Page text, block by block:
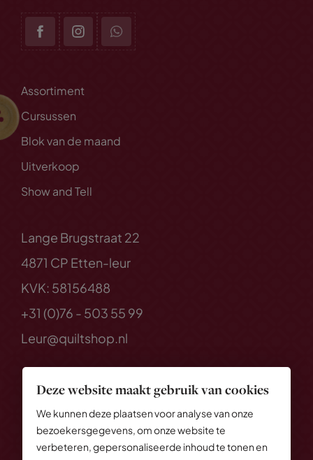
Deze website maakt gebruik van cookies
We kunnen deze plaatsen voor analyse van onze
bezoekersgegevens, om onze website te
verbeteren, gepersonaliseerde inhoud te tonen en
Assortiment
Cursussen
Blok van de maand
Uitverkoop
Show and Tell
Lange Brugstraat 22
4871 CP Etten-leur
KVK: 58156488
+31 (0)76 - 503 55 99
Leur@quiltshop.nl